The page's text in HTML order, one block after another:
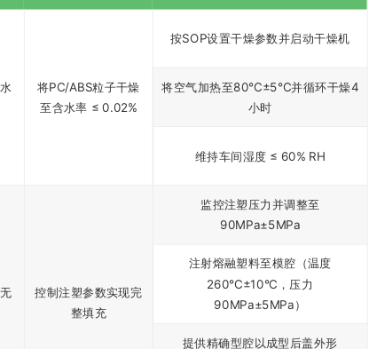
将PC/ABS粒子干燥
至含水率 ≤ 0.02%
按SOP设置干燥参数并启动干燥机
将空气加热至80°C±5°C并循环干燥4
小时
维持车间湿度 ≤ 60% RH
控制注塑参数实现完
整填充
监控注塑压力并调整至
90MPa±5MPa
注射熔融塑料至模腔（温度
260°C±10°C，压力
90MPa±5MPa）
提供精确型腔以成型后盖外形